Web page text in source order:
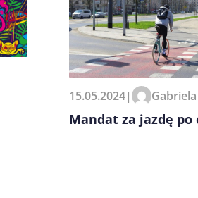
15.05.2024| Gabriela
Mandat za jazdę po